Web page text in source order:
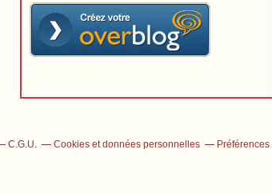
C.G.U. Cookies et données personnelles